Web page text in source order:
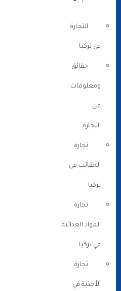
التجارة
في تركيا
حقائق
ومعلومات
عن
التجارة
تجارة
الحقائب فى
تركيا
تجارة
المواد الغذائية
في تركيا
تجارة
الأحذية في